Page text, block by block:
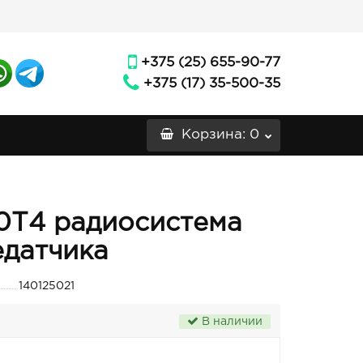
+375 (25) 655-90-77
+375 (17) 35-500-35
Корзина: 0
радиосистема
140125021
В наличии